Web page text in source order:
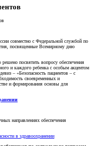
совместно с Федеральной службой по
посвященные Всемирному дню
посвятить вопросу обеспечения
и каждого ребенка с особым акцентом
– «Безопасность пациентов – с
своевременных и
и формирования основы для
направлениях обеспечения
в здравоохранении